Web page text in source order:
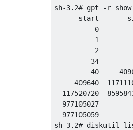
Partition GUID code:
Partition unique
First sector:
Last sector:
Partition size:
Attribute flags:
Partition name:
Command (? for
Final checks
PARTITIONS!!
sh-3.2# gpt -r
start
0
1
2
34
40
409640
117520720
977105027
977105059
sh-3.2# diskutil